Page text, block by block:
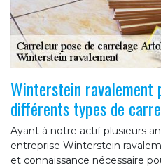
Winterstein ravalement
différents types de
Ayant à notre actif plusieurs
entreprise Winterstein
et connaissance nécessaire